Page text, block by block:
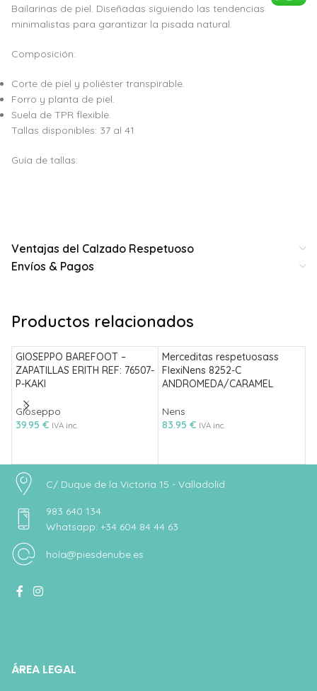
Bailarinas de piel. Diseñadas siguiendo las tendencias
minimalistas para garantizar la pisada natural.
Composición:
Corte de piel y poliéster transpirable.
Forro y planta de piel.
Suela de TPR flexible.
Tallas disponibles: 37 al 41
Guía de tallas:
Ventajas del Calzado Respetuoso
Envíos & Pagos
Productos relacionados
GIOSEPPO BAREFOOT –
ZAPATILLAS ERITH REF: 76507-
P-KAKI
Gioseppo
39.95 € IVA inc.
Merceditas respetuosass
FlexiNens 8252-C
ANDROMEDA/CARAMEL
Nens
83.95 € IVA inc.
C/ Duque de la Victoria 15 - Valladolid
983 640 134
Whatsapp: +34 604 84 44 63
hola@piesdenube.es
ÁREA LEGAL